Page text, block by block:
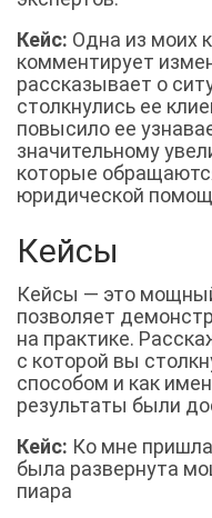
Кейс: Одна из моих
комментирует
рассказывает о
столкнулись ее
повысило ее
значительному
которые
юридической
Кейсы
Кейсы — это
позволяет
на практике.
с которой вы
способом и как
результаты были
Кейс: Ко мне
была развернута
пиара